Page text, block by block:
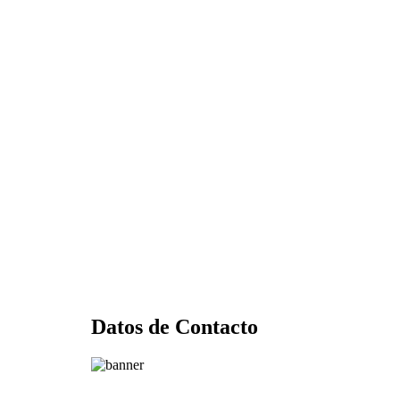
Datos de Contacto